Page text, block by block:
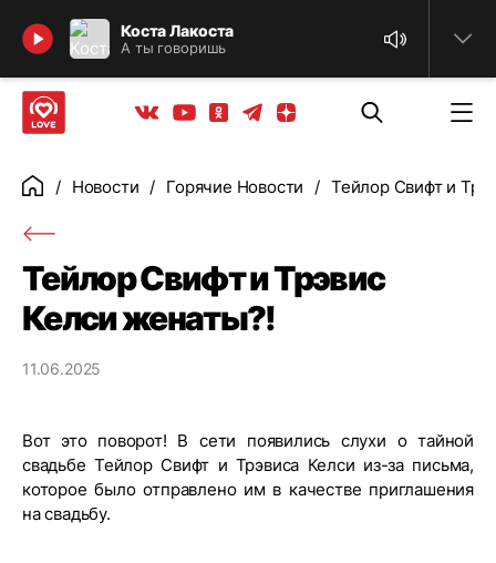
Коста Лакоста
А ты говоришь
Найти
Вконтакте
YoutubeОдноклассники
ТелеграмЯндекс дзен
ГлавнаяНовости Горячие Новости Тейлор Свифт и
Тейлор Свифт и Трэвис
Келси женаты?!
11.06.2025
Вот это поворот! В сети появились слухи о тайной
свадьбе Тейлор Свифт и Трэвиса Келси из-за письма,
которое было отправлено им в качестве приглашения
на свадьбу.